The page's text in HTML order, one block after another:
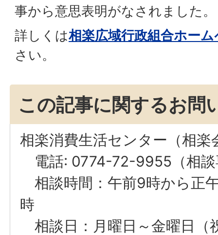
事から意思表明がなされました。
詳しくは相楽広域行政組合ホー
さい。
この記事に関するお問
相楽消費生活センター（相楽
電話: 0774-72-9955（相談
相談時間：午前9時から正
時
相談日：月曜日～金曜日（